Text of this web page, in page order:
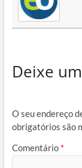
Deixe
O seu endereço
obrigatórios são
Comentário *